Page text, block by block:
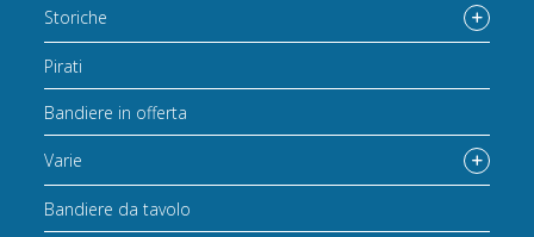
Storiche
Pirati
Bandiere in offerta
Varie
Bandiere da tavolo